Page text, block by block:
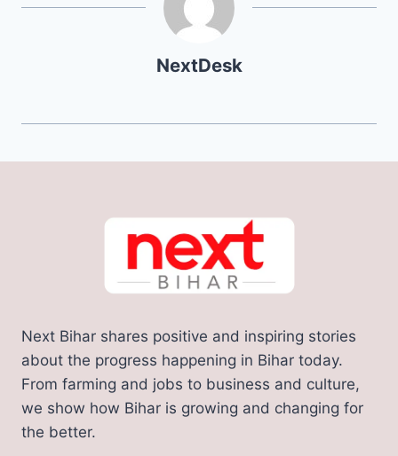
NextDesk
Next Bihar shares positive and inspiring stories
about the progress happening in Bihar today.
From farming and jobs to business and culture,
we show how Bihar is growing and changing for
the better.